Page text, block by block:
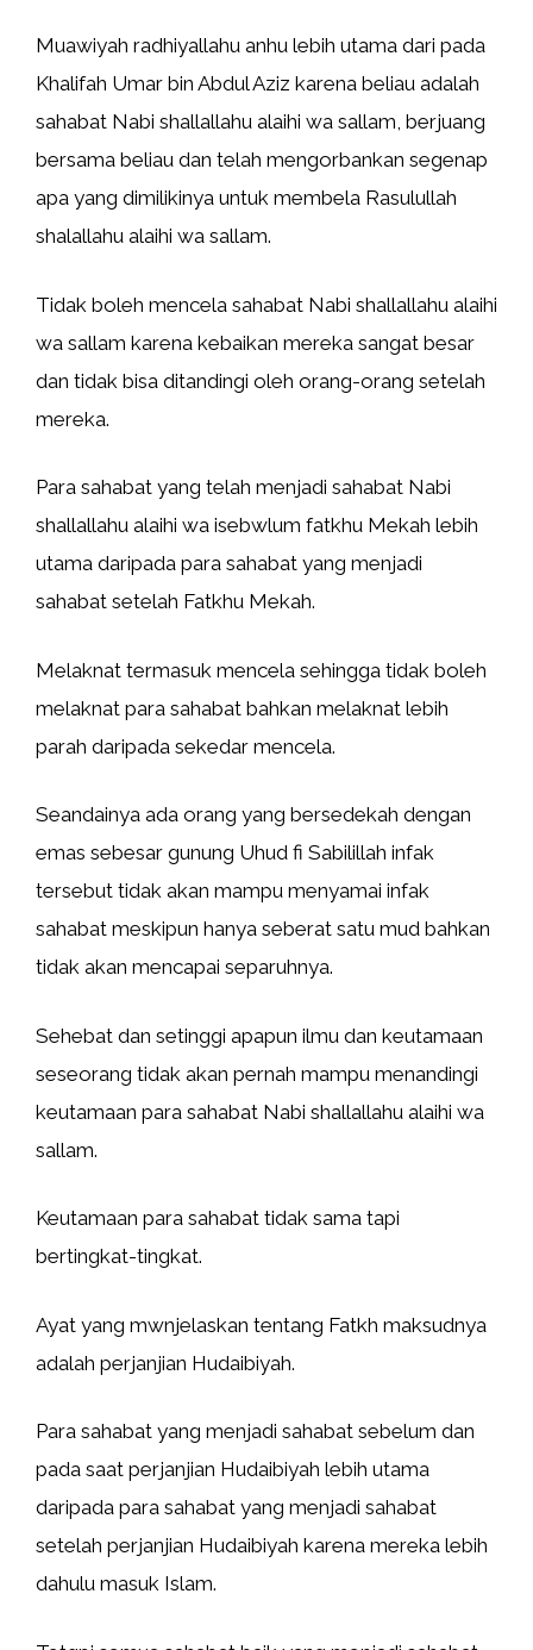
Muawiyah radhiyallahu anhu lebih utama dari pada
Khalifah Umar bin Abdul Aziz karena beliau adalah
sahabat Nabi shallallahu alaihi wa sallam, berjuang
bersama beliau dan telah mengorbankan segenap
apa yang dimilikinya untuk membela Rasulullah
shalallahu alaihi wa sallam.
Tidak boleh mencela sahabat Nabi shallallahu alaihi
wa sallam karena kebaikan mereka sangat besar
dan tidak bisa ditandingi oleh orang-orang setelah
mereka.
Para sahabat yang telah menjadi sahabat Nabi
shallallahu alaihi wa isebwlum fatkhu Mekah lebih
utama daripada para sahabat yang menjadi
sahabat setelah Fatkhu Mekah.
Melaknat termasuk mencela sehingga tidak boleh
melaknat para sahabat bahkan melaknat lebih
parah daripada sekedar mencela.
Seandainya ada orang yang bersedekah dengan
emas sebesar gunung Uhud fi Sabilillah infak
tersebut tidak akan mampu menyamai infak
sahabat meskipun hanya seberat satu mud bahkan
tidak akan mencapai separuhnya.
Sehebat dan setinggi apapun ilmu dan keutamaan
seseorang tidak akan pernah mampu menandingi
keutamaan para sahabat Nabi shallallahu alaihi wa
sallam.
Keutamaan para sahabat tidak sama tapi
bertingkat-tingkat.
Ayat yang mwnjelaskan tentang Fatkh maksudnya
adalah perjanjian Hudaibiyah.
Para sahabat yang menjadi sahabat sebelum dan
pada saat perjanjian Hudaibiyah lebih utama
daripada para sahabat yang menjadi sahabat
setelah perjanjian Hudaibiyah karena mereka lebih
dahulu masuk Islam.